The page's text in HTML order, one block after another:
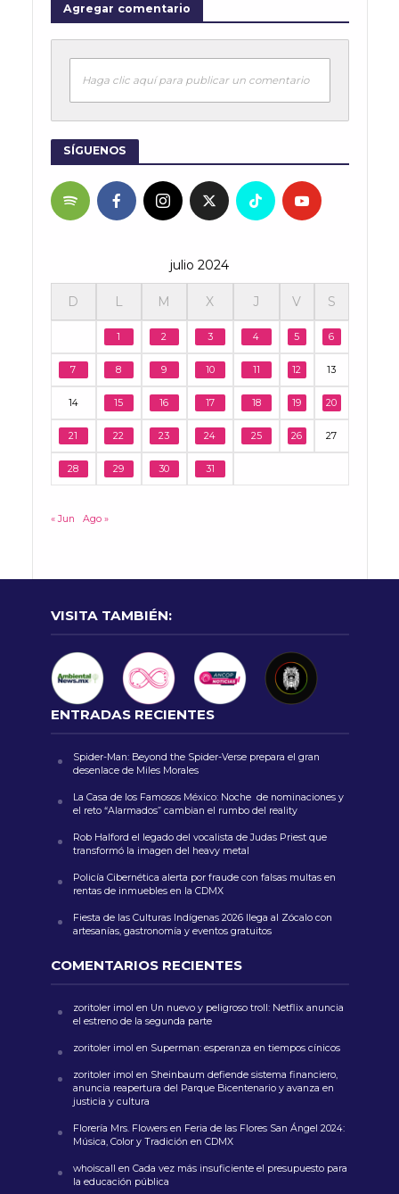
Agregar comentario
Haga clic aquí para publicar un comentario
SÍGUENOS
julio 2024
D L M X J V S
1 2 3 4 5 6
7 8 9 10 11 12 13
14 15 16 17 18 19 20
21 22 23 24 25 26 27
28 29 30 31
« Jun Ago »
VISITA TAMBIÉN:
ENTRADAS RECIENTES
Spider-Man: Beyond the Spider-Verse prepara el gran
desenlace de Miles Morales
La Casa de los Famosos México: Noche de nominaciones y
el reto “Alarmados” cambian el rumbo del reality
Rob Halford el legado del vocalista de Judas Priest que
transformó la imagen del heavy metal
Policía Cibernética alerta por fraude con falsas multas en
rentas de inmuebles en la CDMX
Fiesta de las Culturas Indígenas 2026 llega al Zócalo con
artesanías, gastronomía y eventos gratuitos
COMENTARIOS RECIENTES
zoritoler imol en Un nuevo y peligroso troll: Netflix anuncia
el estreno de la segunda parte
zoritoler imol en Superman: esperanza en tiempos cínicos
zoritoler imol en Sheinbaum defiende sistema financiero,
anuncia reapertura del Parque Bicentenario y avanza en
justicia y cultura
Florería Mrs. Flowersen Feria de las Flores San Ángel 2024:
Música, Color y Tradición en CDMX
whoiscall en Cada vez más insuficiente el presupuesto para
la educación pública